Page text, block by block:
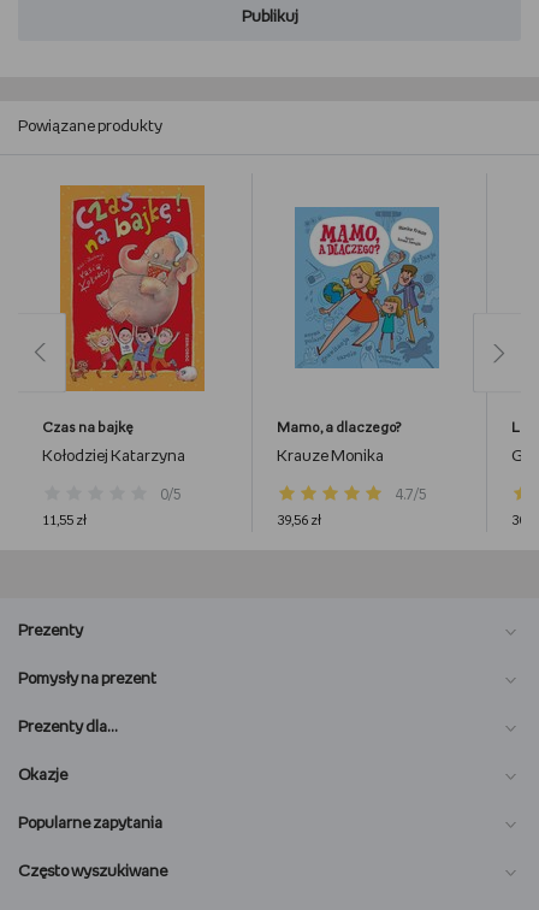
Publikuj
Powiązane produkty
Czas na bajkę
Kołodziej Katarzyna
0/5
11,55 zł
Mamo, a dlaczego?
Krauze Monika
4.7/5
39,56 zł
Prezenty
Pomysły na prezent
Prezenty dla…
Okazje
Popularne zapytania
Często wyszukiwane